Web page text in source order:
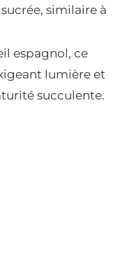
similaire à
espagnol, ce
lumière et
succulente.